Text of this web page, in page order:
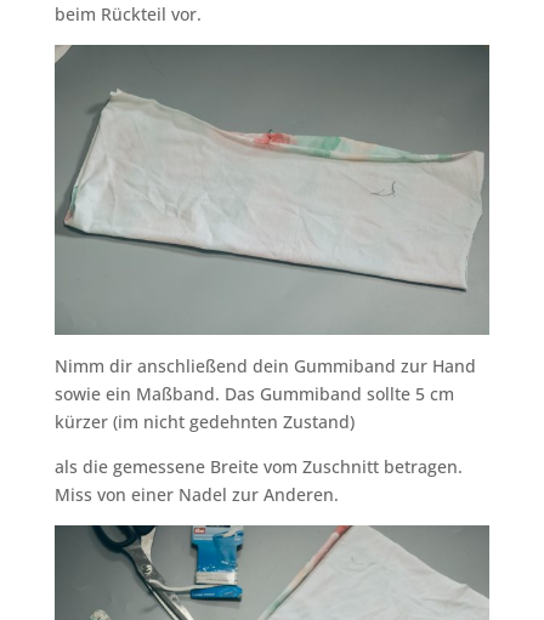
beim Rückteil vor.
Nimm dir anschließend dein Gummiband zur Hand
sowie ein Maßband. Das Gummiband sollte 5 cm
kürzer (im nicht gedehnten Zustand)
als die gemessene Breite vom Zuschnitt betragen.
Miss von einer Nadel zur Anderen.